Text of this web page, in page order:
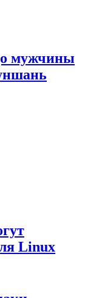
мужчины
Linux